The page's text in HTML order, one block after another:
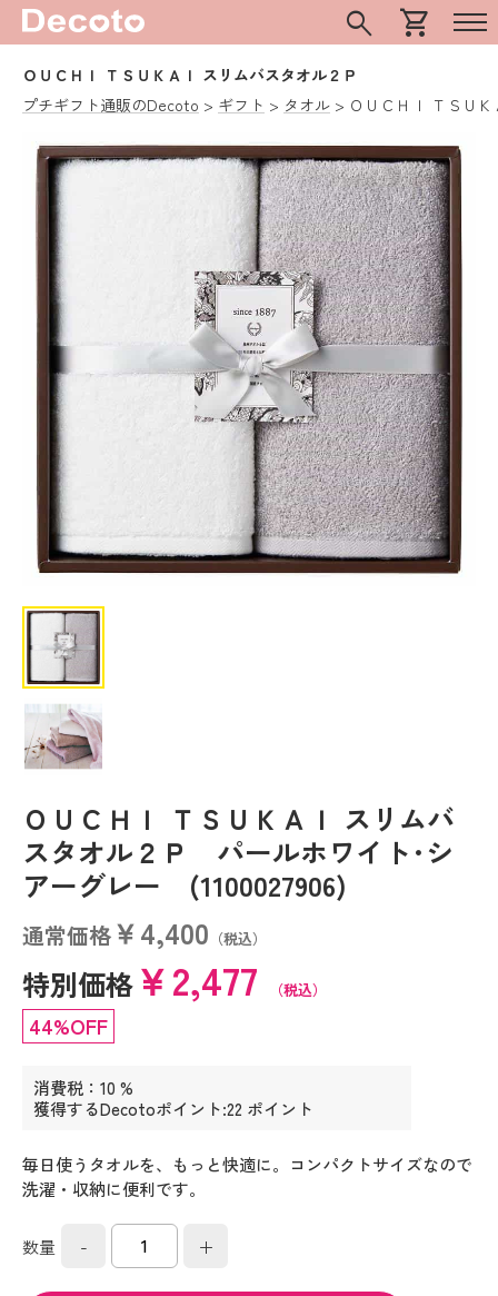
search shopping_cart
ＯＵＣＨＩ ＴＳＵＫＡＩ スリムバスタオル２Ｐ
プチギフト通販のDecoto
ギフト タオル ＯＵＣＨＩ ＴＳＵ
ＯＵＣＨＩ ＴＳＵＫＡＩ スリムバ
スタオル２Ｐ パールホワイト･シ
アーグレー (1100027906)
通常価格￥4,400 （税込）
特別価格￥2,477 （税込）
44%OFF
消費税：10 %
獲得するDecotoポイント:22 ポイント
毎日使うタオルを、もっと快適に。コンパクトサイズなので
洗濯・収納に便利です。
数量 - +